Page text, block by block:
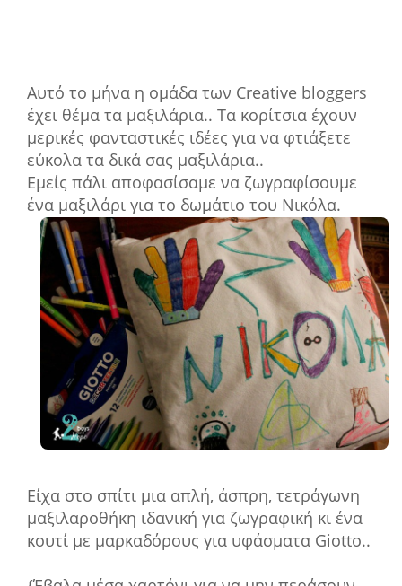
Αυτό το μήνα η ομάδα των Creative bloggers
έχει θέμα τα μαξιλάρια.. Τα κορίτσια έχουν
μερικές φανταστικές ιδέες για να φτιάξετε
εύκολα τα δικά σας μαξιλάρια..
Εμείς πάλι αποφασίσαμε να ζωγραφίσουμε
ένα μαξιλάρι για το δωμάτιο του Νικόλα.
Είχα στο σπίτι μια απλή, άσπρη, τετράγωνη
μαξιλαροθήκη ιδανική για ζωγραφική κι ένα
κουτί με μαρκαδόρους για υφάσματα Giotto..